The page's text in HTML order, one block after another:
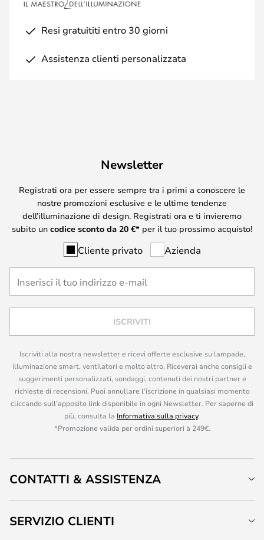
Resi gratuititi entro 30 giorni
Assistenza clienti personalizzata
Newsletter
Registrati ora per essere sempre tra i primi a conoscere le
nostre promozioni esclusive e le ultime tendenze
dell’illuminazione di design. Registrati ora e ti invieremo
subito un codice sconto da 20 €* per il tuo prossimo acquisto!
Cliente privato Azienda
ISCRIVITI
Iscriviti alla nostra newsletter e ricevi offerte esclusive su lampade,
illuminazione smart, ventilatori e molto altro. Riceverai anche consigli e
suggerimenti personalizzati, sondaggi, contenuti dei nostri partner e
richieste di recensioni. Puoi annullare l’iscrizione in qualsiasi momento
cliccando sull’apposito link disponibile in ogni Newsletter. Per saperne di
più, consulta la Informativa sulla privacy.
*Promozione valida per ordini superiori a 249€.
CONTATTI & ASSISTENZA
SERVIZIO CLIENTI